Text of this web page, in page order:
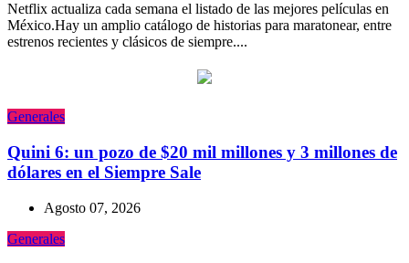
Netflix actualiza cada semana el listado de las mejores películas en
México.Hay un amplio catálogo de historias para maratonear, entre
estrenos recientes y clásicos de siempre....
Generales
Quini 6: un pozo de $20 mil millones y 3 millones de
dólares en el Siempre Sale
Agosto 07, 2026
Generales